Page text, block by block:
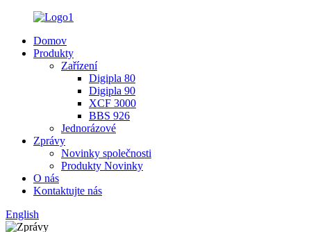
Domov
Produkty
Zařízení
Digipla 80
Digipla 90
XCF 3000
BBS 926
Jednorázové
Zprávy
Novinky společnosti
Produkty Novinky
O nás
Kontaktujte nás
English